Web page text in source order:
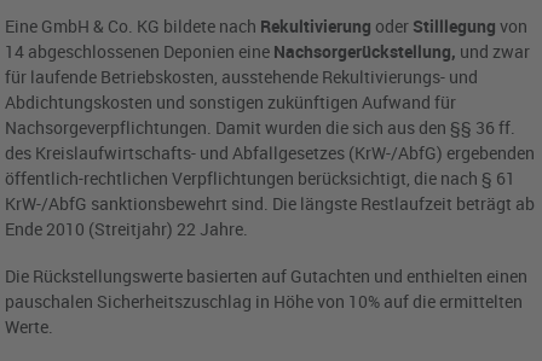
Eine GmbH & Co. KG bildete nach Rekultivierung oder Stilllegung von
14 abgeschlossenen Deponien eine Nachsorgerückstellung, und zwar
für laufende Betriebskosten, ausstehende Rekultivierungs- und
Abdichtungskosten und sonstigen zukünftigen Aufwand für
Nachsorgeverpflichtungen. Damit wurden die sich aus den §§ 36 ff.
des Kreislaufwirtschafts- und Abfallgesetzes (KrW-/AbfG) ergebenden
öffentlich-rechtlichen Verpflichtungen berücksichtigt, die nach § 61
KrW-/AbfG sanktionsbewehrt sind. Die längste Restlaufzeit beträgt ab
Ende 2010 (Streitjahr) 22 Jahre.
Die Rückstellungswerte basierten auf Gutachten und enthielten einen
pauschalen Sicherheitszuschlag in Höhe von 10% auf die ermittelten
Werte.